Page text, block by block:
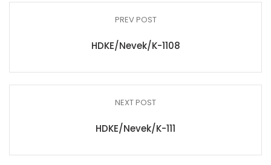
PREV POST
HDKE/Nevek/K-1108
NEXT POST
HDKE/Nevek/K-111